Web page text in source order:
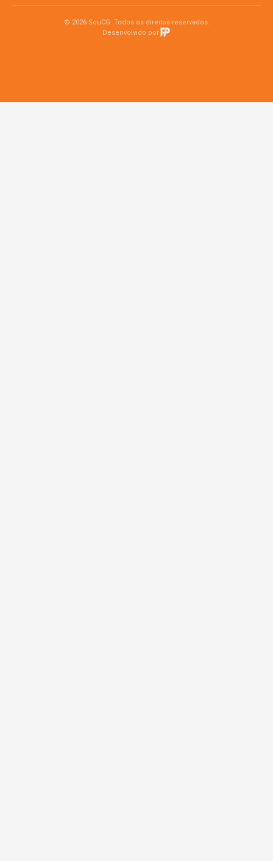
© 2026 SouCG. Todos os direitos reservados.
Desenvolvido por